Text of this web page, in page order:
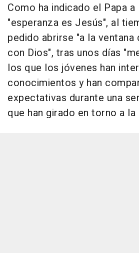
Como ha indicado el Papa
"esperanza es Jesús", al
pedido abrirse "a la
con Dios", tras unos días
los que los jóvenes han
conocimientos y han
expectativas durante una
que han girado en torno a la